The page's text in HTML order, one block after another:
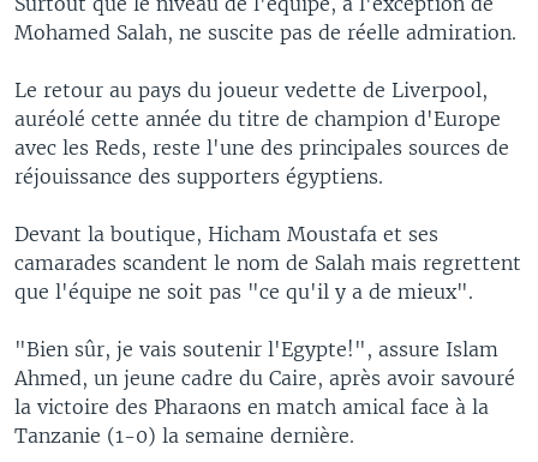
Mohamed Salah, ne suscite pas de réelle admiration.
Le retour au pays du joueur vedette de Liverpool,
auréolé cette année du titre de champion d'Europe
avec les Reds, reste l'une des principales sources de
réjouissance des supporters égyptiens.
Devant la boutique, Hicham Moustafa et ses
camarades scandent le nom de Salah mais regrettent
que l'équipe ne soit pas "ce qu'il y a de mieux".
"Bien sûr, je vais soutenir l'Egypte!", assure Islam
Ahmed, un jeune cadre du Caire, après avoir savouré
la victoire des Pharaons en match amical face à la
Tanzanie (1-0) la semaine dernière.